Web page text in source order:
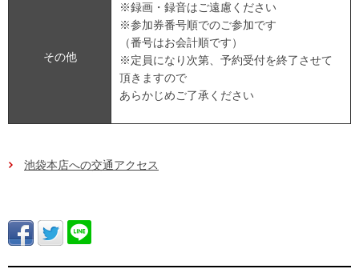
その他
※録画・録音はご遠慮ください
※参加券番号順でのご参加です
（番号はお会計順です）
※定員になり次第、予約受付を終了させて
頂きますので
あらかじめご了承ください
池袋本店への交通アクセス